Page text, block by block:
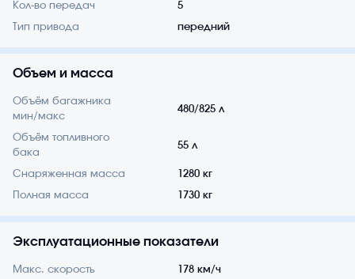
Кол-во передач 5
Тип привода передний
Объем и масса
Объём багажника
мин/макс
480/825 л
Объём топливного
бака
55 л
Снаряженная масса 1280 кг
Полная масса 1730 кг
Эксплуатационные показатели
Макс. скорость 178 км/ч